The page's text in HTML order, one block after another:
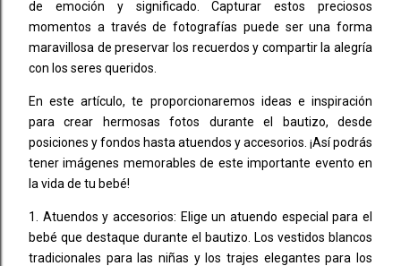
de emoción y significado. Capturar estos preciosos
momentos a través de fotografías puede ser una forma
maravillosa de preservar los recuerdos y compartir la alegría
con los seres queridos.
En este artículo, te proporcionaremos ideas e inspiración
para crear hermosas fotos durante el bautizo, desde
posiciones y fondos hasta atuendos y accesorios. ¡Así podrás
tener imágenes memorables de este importante evento en
la vida de tu bebé!
1. Atuendos y accesorios: Elige un atuendo especial para el
bebé que destaque durante el bautizo. Los vestidos blancos
tradicionales para las niñas y los trajes elegantes para los